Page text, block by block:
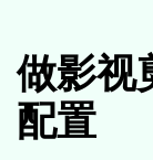
新闻中心
关于万兴
产品系统
产品功能
AI功能
视频/照片
解决方案
做影视
配置